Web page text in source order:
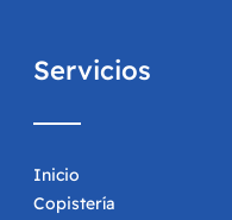
Servicios
Inicio
Copistería